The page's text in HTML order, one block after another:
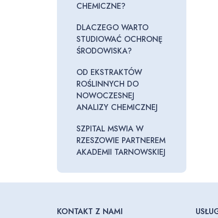
CHEMICZNE?
DLACZEGO WARTO
STUDIOWAĆ OCHRONĘ
ŚRODOWISKA?
OD EKSTRAKTÓW
ROŚLINNYCH DO
NOWOCZESNEJ
ANALIZY CHEMICZNEJ
SZPITAL MSWIA W
RZESZOWIE PARTNEREM
AKADEMII TARNOWSKIEJ
KONTAKT Z NAMI